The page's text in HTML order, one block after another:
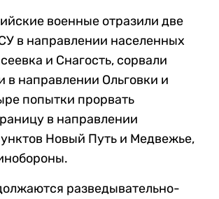
военные отразили две
в направлении населенных
и Снагость, сорвали
в направлении Ольговки и
попытки прорвать
в направлении
Новый Путь и Медвежье,
разведывательно-